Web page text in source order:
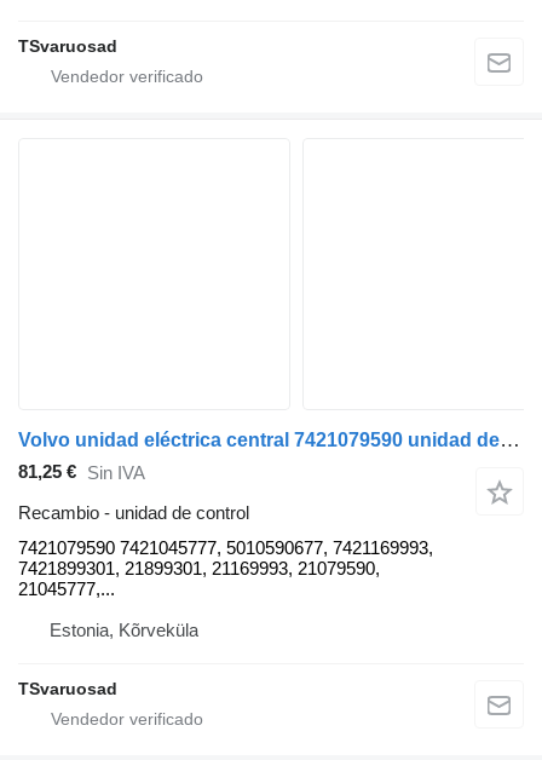
TSvaruosad
Volvo unidad eléctrica central 7421079590 unidad de control para Volvo FE280 camión
81,25 € Sin IVA
Recambio - unidad de control
7421079590 7421045777, 5010590677, 7421169993,
7421899301, 21899301, 21169993, 21079590,
21045777,...
Estonia, Kõrveküla
TSvaruosad